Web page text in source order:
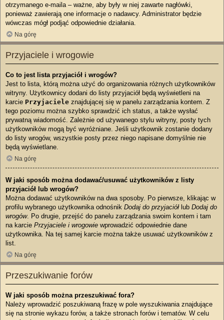
otrzymanego e-maila – ważne, aby były w niej zawarte nagłówki,
ponieważ zawierają one informacje o nadawcy. Administrator będzie
wówczas mógł podjąć odpowiednie działania.
Na górę
Przyjaciele i wrogowie
Co to jest lista przyjaciół i wrogów?
Jest to lista, którą można użyć do organizowania różnych użytkowników
witryny. Użytkownicy dodani do listy przyjaciół będą wyświetleni na
karcie Przyjaciele znajdującej się w panelu zarządzania kontem. Z
tego poziomu można szybko sprawdzić ich status, a także wysłać
prywatną wiadomość. Zależnie od używanego stylu witryny, posty tych
użytkowników mogą być wyróżniane. Jeśli użytkownik zostanie dodany
do listy wrogów, wszystkie posty przez niego napisane domyślnie nie
będą wyświetlane.
Na górę
W jaki sposób można dodawać/usuwać użytkowników z listy
przyjaciół lub wrogów?
Można dodawać użytkowników na dwa sposoby. Po pierwsze, klikając w
profilu wybranego użytkownika odnośnik Dodaj do przyjaciółlub Dodaj do
wrogów. Po drugie, przejść do panelu zarządzania swoim kontem i tam
na karcie Przyjaciele i wrogowie wprowadzić odpowiednie dane
użytkownika. Na tej samej karcie można także usuwać użytkowników z
list.
Na górę
Przeszukiwanie forów
W jaki sposób można przeszukiwać fora?
Należy wprowadzić poszukiwaną frazę w pole wyszukiwania znajdujące
się na stronie wykazu forów, a także stronach forów i tematów. W celu